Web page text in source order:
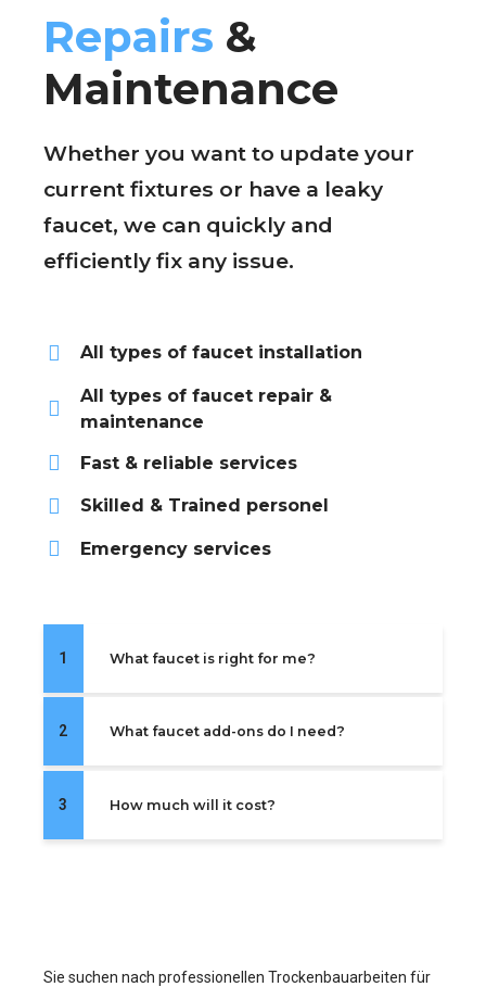
Repairs &
Maintenance
Whether you want to update your
current fixtures or have a leaky
faucet, we can quickly and
efficiently fix any issue.
All types of faucet installation
All types of faucet repair &
maintenance
Fast & reliable services
Skilled & Trained personel
Emergency services
1 What faucet is right for me?
2 What faucet add-ons do I need?
3 How much will it cost?
Sie suchen nach professionellen Trockenbauarbeiten für